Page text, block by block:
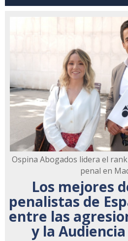
Ospina Abogados lidera el
penal en
Los mejores
penalistas de
entre las
y la